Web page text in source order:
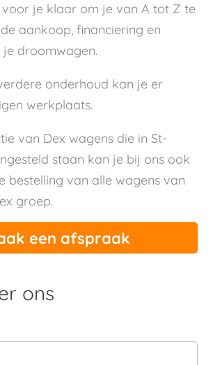
je klaar om je van A tot Z te
aankoop, financiering en
droomwagen.
onderhoud kan je er
werkplaats.
van Dex wagens die in St-
staan kan je bij ons ook
bestelling van alle wagens van
groep.
een afspraak
ons